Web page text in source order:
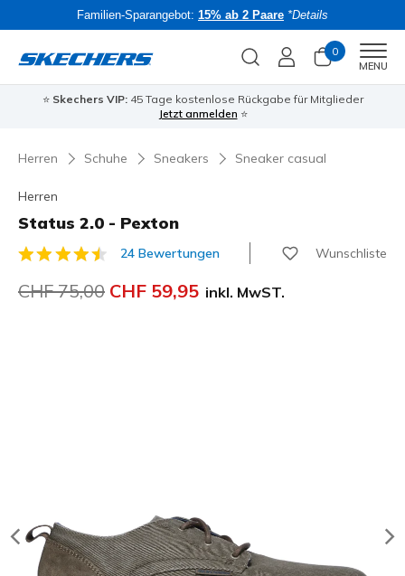
Familien-Sparangebot: 15% ab 2 Paare *Details
0
MENU
⭐ Skechers VIP:45 Tage kostenlose Rückgabe für Mitglieder
Jetzt anmelden ⭐
Herren Schuhe Sneakers Sneaker casual
Herren
Status 2.0 - Pexton
5 von 5 Kundenbewertungen
24 Bewertungen Wunschliste
Reduziert von
CHF 75,00 auf
CHF 59,95 inkl. MwST.